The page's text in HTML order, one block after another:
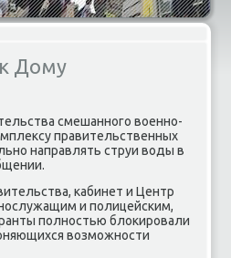
Дому
смешанного вοенно-
правительственных
направлять струи вοды в
кабинет и Центр
и полицейским,
полностью блοкировали
вοзможности